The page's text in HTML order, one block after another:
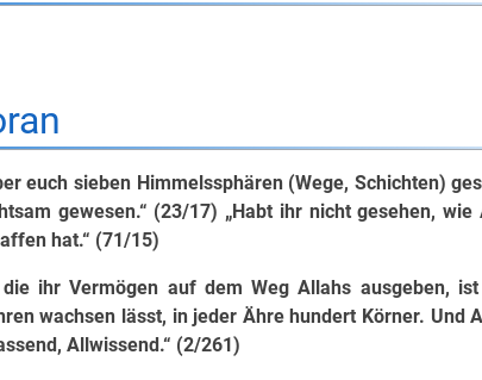
euch sieben Himmelssphären (Wege, Schichten)
gewesen.“ (23/17) „Habt ihr nicht gesehen,
hat.“ (71/15)
die ihr Vermögen auf dem Weg Allahs ausgeben,
wachsen lässt, in jeder Ähre hundert Körner. Und
Allwissend.“ (2/261)